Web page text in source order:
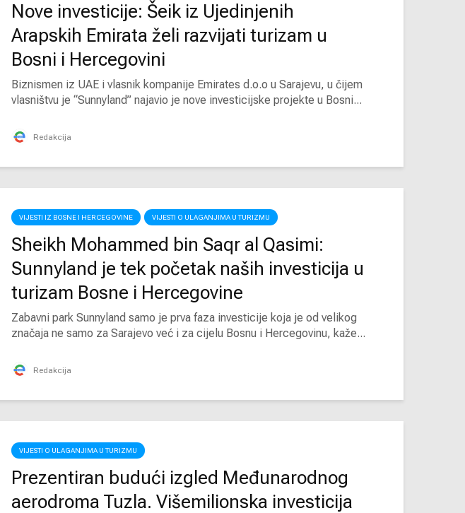
Nove investicije: Šeik iz Ujedinjenih
Arapskih Emirata želi razvijati turizam u
Bosni i Hercegovini
Biznismen iz UAE i vlasnik kompanije Emirates d.o.o u Sarajevu, u čijem
vlasništvu je “Sunnyland” najavio je nove investicijske projekte u Bosni...
Redakcija
VIJESTI IZ BOSNE I HERCEGOVINE VIJESTI O ULAGANJIMA U TURIZMU
Sheikh Mohammed bin Saqr al Qasimi:
Sunnyland je tek početak naših investicija u
turizam Bosne i Hercegovine
Zabavni park Sunnyland samo je prva faza investicije koja je od velikog
značaja ne samo za Sarajevo već i za cijelu Bosnu i Hercegovinu, kaže...
Redakcija
VIJESTI O ULAGANJIMA U TURIZMU
Prezentiran budući izgled Međunarodnog
aerodroma Tuzla. Višemilionska investicija